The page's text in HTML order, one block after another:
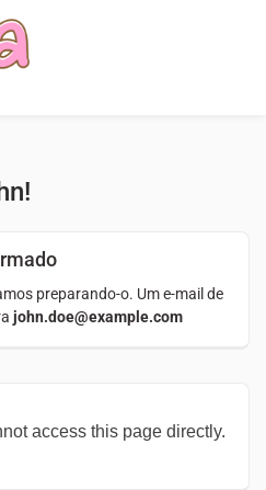
preparando-o. Um e-mail de
john.doe@example.com
access this page directly.